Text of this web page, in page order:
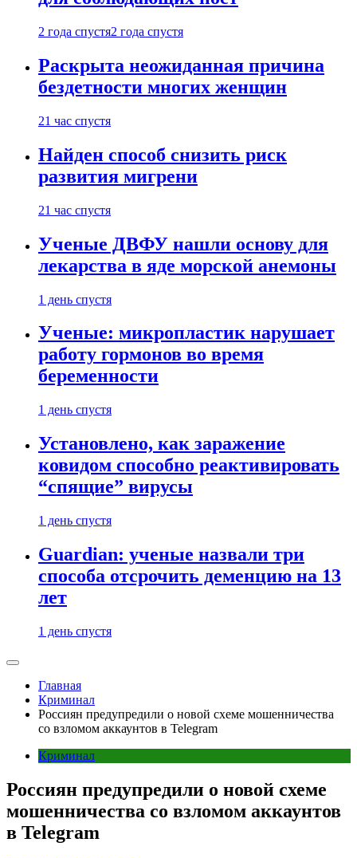
2 года спустя2 года спустя
Раскрыта неожиданная причина
бездетности многих женщин
21 час спустя
Найден способ снизить риск
развития мигрени
21 час спустя
Ученые ДВФУ нашли основу для
лекарства в яде морской анемоны
1 день спустя
Ученые: микропластик нарушает
работу гормонов во время
беременности
1 день спустя
Установлено, как заражение
ковидом способно реактивировать
“спящие” вирусы
1 день спустя
Guardian: ученые назвали три
способа отсрочить деменцию на 13
лет
1 день спустя
Главная
Криминал
Россиян предупредили о новой схеме мошенничества
со взломом аккаунтов в Telegram
Криминал
Россиян предупредили о новой схеме
мошенничества со взломом аккаунтов
в Telegram